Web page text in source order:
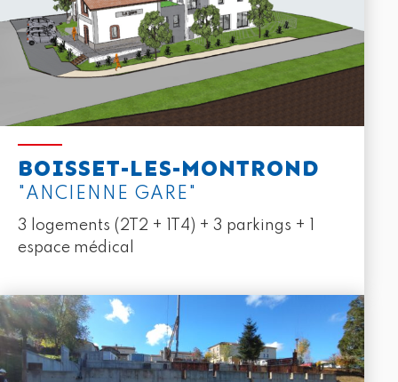
BOISSET-LES-MONTROND
"ANCIENNE GARE"
3 logements (2T2 + 1T4) + 3 parkings + 1
espace médical